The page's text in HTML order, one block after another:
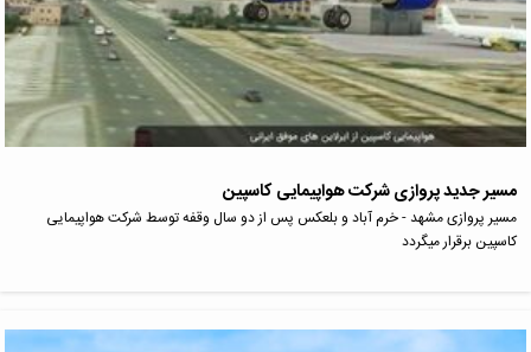
مسیر جدید پروازی شرکت هواپیمایی کاسپین
مسیر پروازی مشهد - خرم آباد و بلعکس پس از دو سال وقفه توسط شرکت هواپیمایی
کاسپین برقرار میگردد